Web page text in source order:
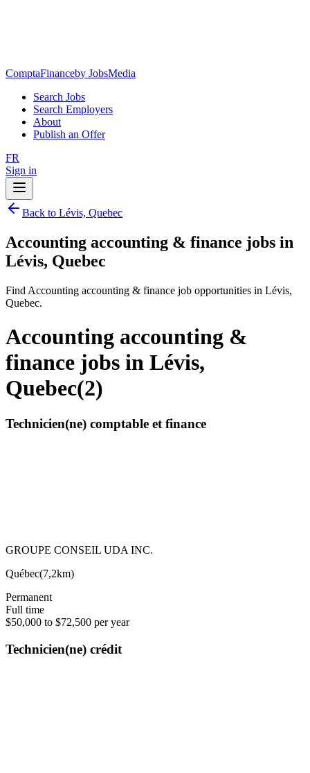
ComptaFinanceby JobsMedia
Search Jobs
Search Employers
About
Publish an Offer
FR
Sign in
Back to Lévis, Quebec
Accounting accounting & finance jobs in
Lévis, Quebec
Find Accounting accounting & finance job opportunities in Lévis,
Quebec.
Accounting accounting &
finance jobs in Lévis,
Quebec(2)
Technicien(ne) comptable et finance
GROUPE CONSEIL UDA INC.
Québec(7,2km)
Permanent
Full time
$50,000 to $72,500 per year
Technicien(ne) crédit